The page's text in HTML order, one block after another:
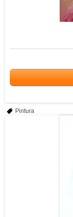
Pintura